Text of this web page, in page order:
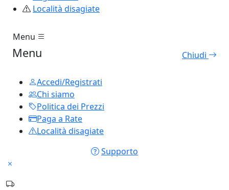
Località disagiate
Menu
Menu Chiudi
Accedi/Registrati
Chi siamo
Politica dei Prezzi
Paga a Rate
Località disagiate
Supporto